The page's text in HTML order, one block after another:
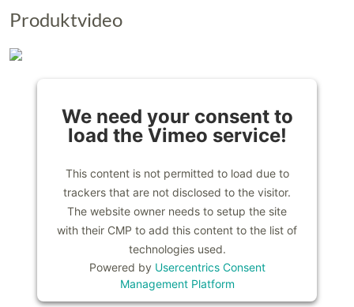
Produktvideo
We need your consent to
load the Vimeo service!
This content is not permitted to load due to
trackers that are not disclosed to the visitor.
The website owner needs to setup the site
with their CMP to add this content to the list of
technologies used.
Powered by Usercentrics Consent
Management Platform